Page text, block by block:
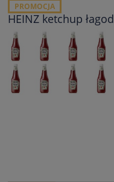
HEINZ ketchup
PROMOCJA